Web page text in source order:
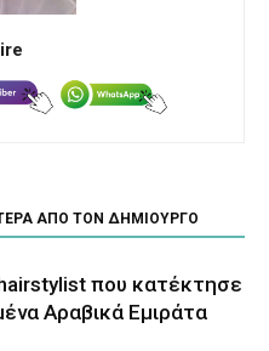
ΑΠΟ ΤΟΝ ΔΗΜΙΟΥΡΓΟ
που κατέκτησε
Αραβικά Εμιράτα